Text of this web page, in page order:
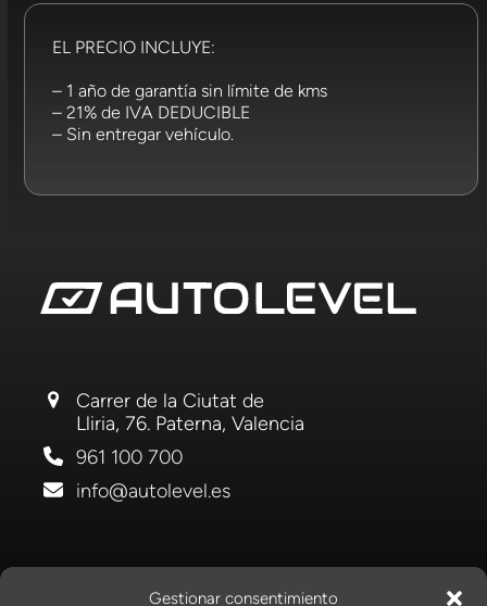
Gestionar consentimiento
EL PRECIO INCLUYE:
– 1 año de garantía sin límite de kms
– 21% de IVA DEDUCIBLE
– Sin entregar vehículo.
Carrer de la Ciutat de
Lliria, 76. Paterna, Valencia
961 100 700
info@autolevel.es